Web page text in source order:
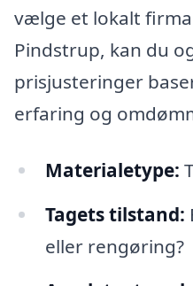
vælge et lokalt
Pindstrup, kan du
prisjusteringer
erfaring og
Materialetype:
Tagets tilstand:
eller rengøring?